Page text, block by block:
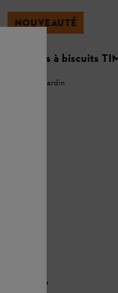
NOUVEAUTÉ
Tampons à biscuits
Maison & Jardin
*